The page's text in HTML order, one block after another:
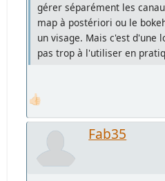
gérer séparément les
map à postériori ou le
un visage. Mais c'est d'une
pas trop à l'utiliser en
👍🏻
Fab35